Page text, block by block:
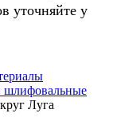
уточняйте у
шлифовальные
Луга